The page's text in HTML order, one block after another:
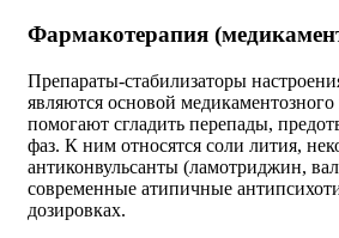
Фармакотерапия
Препараты-стабилизаторы
являются основой
помогают сгладить перепады,
фаз. К ним относятся соли лития,
антиконвульсанты (ламотриджин,
современные атипичные
дозировках.